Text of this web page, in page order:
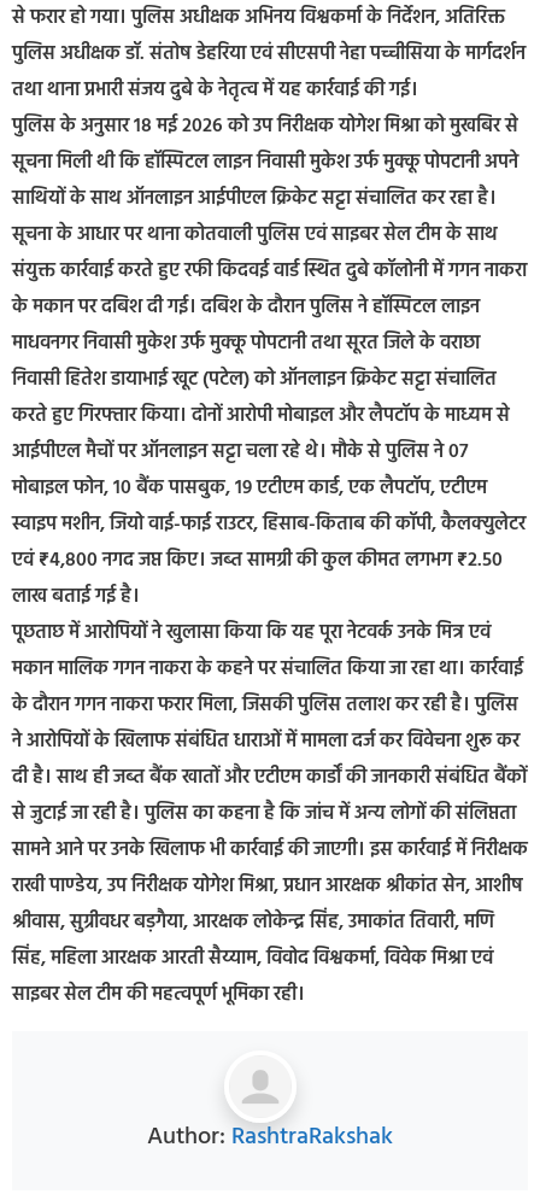
से फरार हो गया। पुलिस अधीक्षक अभिनय विश्वकर्मा के निर्देशन, अतिरिक्त
पुलिस अधीक्षक डॉ. संतोष डेहरिया एवं सीएसपी नेहा पच्चीसिया के मार्गदर्शन
तथा थाना प्रभारी संजय दुबे के नेतृत्व में यह कार्रवाई की गई।
पुलिस के अनुसार 18 मई 2026 को उप निरीक्षक योगेश मिश्रा को मुखबिर से
सूचना मिली थी कि हॉस्पिटल लाइन निवासी मुकेश उर्फ मुक्कू पोपटानी अपने
साथियों के साथ ऑनलाइन आईपीएल क्रिकेट सट्टा संचालित कर रहा है।
सूचना के आधार पर थाना कोतवाली पुलिस एवं साइबर सेल टीम के साथ
संयुक्त कार्रवाई करते हुए रफी किदवई वार्ड स्थित दुबे कॉलोनी में गगन नाकरा
के मकान पर दबिश दी गई। दबिश के दौरान पुलिस ने हॉस्पिटल लाइन
माधवनगर निवासी मुकेश उर्फ मुक्कू पोपटानी तथा सूरत जिले के वराछा
निवासी हितेश डायाभाई खूट (पटेल) को ऑनलाइन क्रिकेट सट्टा संचालित
करते हुए गिरफ्तार किया। दोनों आरोपी मोबाइल और लैपटॉप के माध्यम से
आईपीएल मैचों पर ऑनलाइन सट्टा चला रहे थे। मौके से पुलिस ने 07
मोबाइल फोन, 10 बैंक पासबुक, 19 एटीएम कार्ड, एक लैपटॉप, एटीएम
स्वाइप मशीन, जियो वाई-फाई राउटर, हिसाब-किताब की कॉपी, कैलक्युलेटर
एवं ₹4,800 नगद जप्त किए। जब्त सामग्री की कुल कीमत लगभग ₹2.50
लाख बताई गई है।
पूछताछ में आरोपियों ने खुलासा किया कि यह पूरा नेटवर्क उनके मित्र एवं
मकान मालिक गगन नाकरा के कहने पर संचालित किया जा रहा था। कार्रवाई
के दौरान गगन नाकरा फरार मिला, जिसकी पुलिस तलाश कर रही है। पुलिस
ने आरोपियों के खिलाफ संबंधित धाराओं में मामला दर्ज कर विवेचना शुरू कर
दी है। साथ ही जब्त बैंक खातों और एटीएम कार्डों की जानकारी संबंधित बैंकों
से जुटाई जा रही है। पुलिस का कहना है कि जांच में अन्य लोगों की संलिप्तता
सामने आने पर उनके खिलाफ भी कार्रवाई की जाएगी। इस कार्रवाई में निरीक्षक
राखी पाण्डेय, उप निरीक्षक योगेश मिश्रा, प्रधान आरक्षक श्रीकांत सेन, आशीष
श्रीवास, सुग्रीवधर बड़गैया, आरक्षक लोकेन्द्र सिंह, उमाकांत तिवारी, मणि
सिंह, महिला आरक्षक आरती सैय्याम, विवोद विश्वकर्मा, विवेक मिश्रा एवं
साइबर सेल टीम की महत्वपूर्ण भूमिका रही।
Author: RashtraRakshak